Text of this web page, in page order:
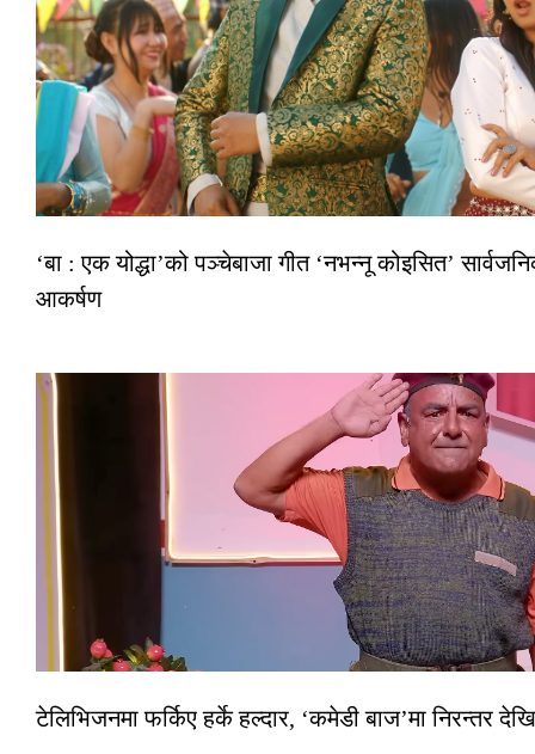
‘बा : एक योद्धा’को पञ्चेबाजा गीत ‘नभन्नू कोइसित’
आकर्षण
टेलिभिजनमा फर्किए हर्के हल्दार, ‘कमेडी बाज’मा निरन्तर